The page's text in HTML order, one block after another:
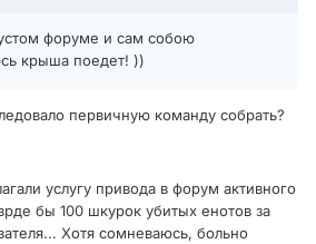
форуме и сам собою
крыша поедет! ))
первичную команду собрать?
услугу привода в форум активного
бы 100 шкурок убитых енотов за
Хотя сомневаюсь, больно